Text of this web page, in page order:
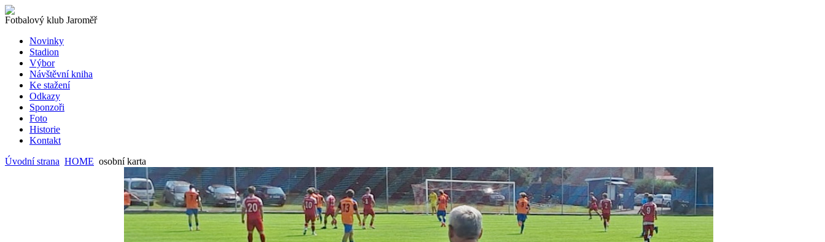
Fotbalový klub Jaroměř
Novinky
Stadion
Výbor
Návštěvní kniha
Ke stažení
Odkazy
Sponzoři
Foto
Historie
Kontakt
Úvodní strana HOME osobní karta